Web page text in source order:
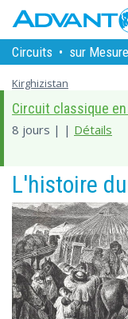
Circuits • sur Mesure
Kirghizistan
Circuit classique
8 jours | | Détails
L'histoire